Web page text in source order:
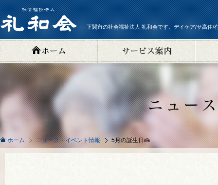
下関市の社会福祉法人 礼和会です。デイケア/サ高住/
ホーム ニュース・イベント情報 5月の誕生日🍰